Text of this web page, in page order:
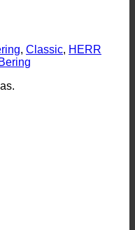
, Classic, HERR
Bering